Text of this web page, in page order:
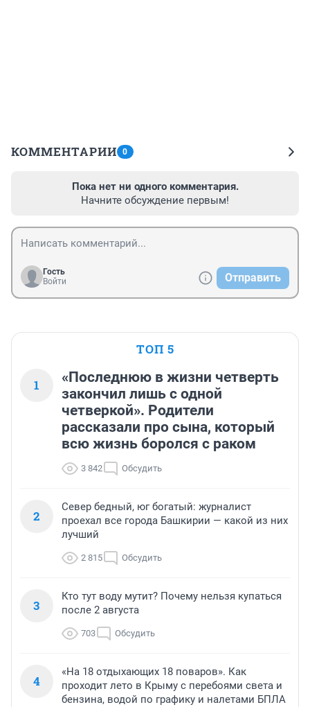
КОММЕНТАРИИ 0
Пока нет ни одного комментария.
Начните обсуждение первым!
Гость
Войти
Отправить
ТОП 5
1
«Последнюю в жизни четверть
закончил лишь с одной
четверкой». Родители
рассказали про сына, который
всю жизнь боролся с раком
3 842 Обсудить
2
Север бедный, юг богатый: журналист
проехал все города Башкирии — какой из них
лучший
2 815 Обсудить
3
Кто тут воду мутит? Почему нельзя купаться
после 2 августа
703 Обсудить
4
«На 18 отдыхающих 18 поваров». Как
проходит лето в Крыму с перебоями света и
бензина, водой по графику и налетами БПЛА